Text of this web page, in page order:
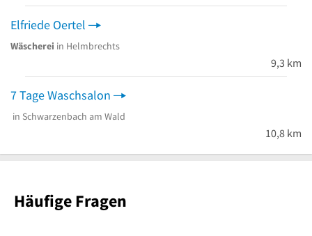
Elfriede Oertel
Wäscherei in Helmbrechts
9,3 km
7 Tage Waschsalon
in Schwarzenbach am Wald
10,8 km
Häufige Fragen